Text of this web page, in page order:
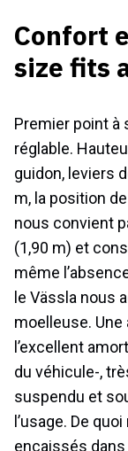
Confort
size fits
Premier point à
réglable.
guidon, leviers
m, la position
nous convient
(1,90 m) et
même
le Vässla nous
moelleuse.
l’excellent
du véhicule-,
suspendu et
l’usage. De
encaissés